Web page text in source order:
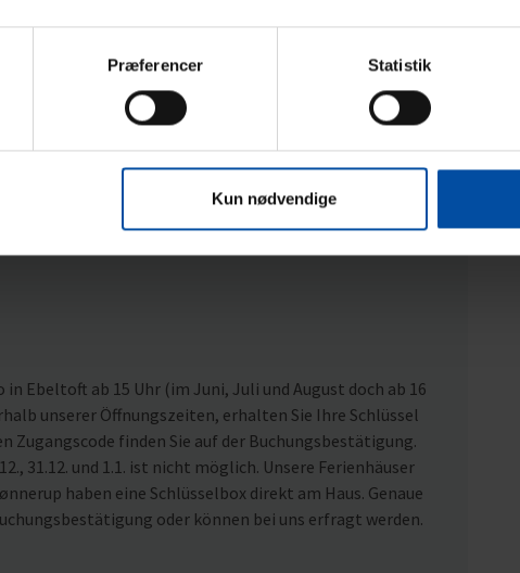
Præferencer Statistik
Kun nødvendige
Ebeltoft ab 15 Uhr (im Juni, Juli und August doch ab 16
unserer Öffnungszeiten, erhalten Sie Ihre Schlüssel
Zugangscode finden Sie auf der Buchungsbestätigung.
31.12. und 1.1. ist nicht möglich. Unsere Ferienhäuser
haben eine Schlüsselbox direkt am Haus. Genaue
oder können bei uns erfragt werden.